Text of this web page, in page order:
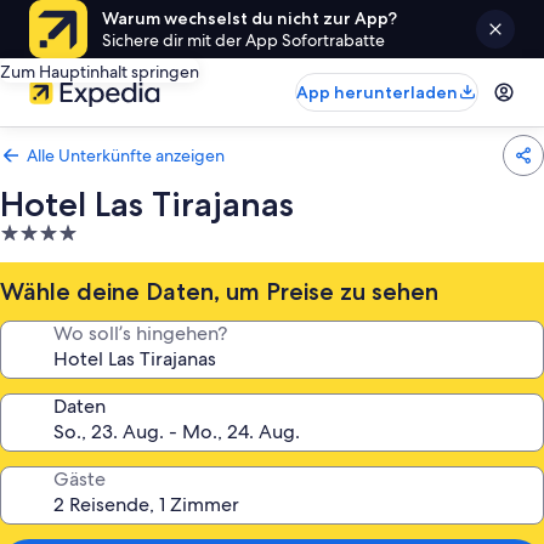
Warum wechselst du nicht zur App?
Sichere dir mit der App Sofortrabatte
Zum Hauptinhalt springen
App herunterladen
Alle Unterkünfte anzeigen
Hotel Las Tirajanas
4.0-
Sterne-
Unterkunft
Wähle deine Daten, um Preise zu sehen
Wo soll’s hingehen?
Daten
Gäste